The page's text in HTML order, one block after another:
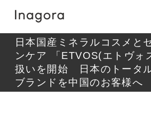
日本国産ミネラルコスメと
ンケア 「ETVOS(エトヴォ
扱いを開始 日本のトータ
ブランドを中国のお客様へ